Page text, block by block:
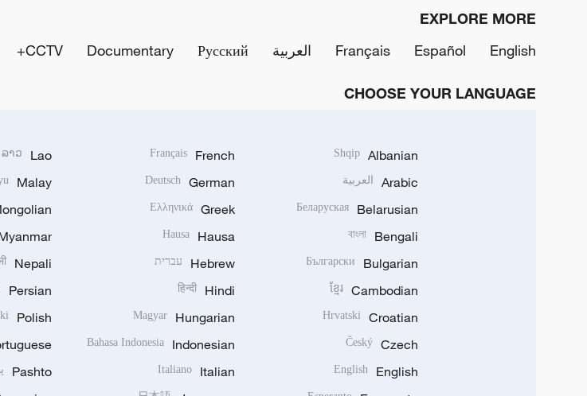
EXPLORE MORE
English
Español
Français العربية Русский
Documentary
CCTV+
CHOOSE YOUR LANGUAGE
Albanian
Shqip
Arabic العربية
Belarusian
Беларуская
Bengali
বাংলা
Bulgarian
Български
Cambodian
ខ្មែរ
Croatian
Hrvatski
Czech
Český
English
English
French
Français
German
Deutsch
Greek
Ελληνικά
Hausa
Hausa
Hebrew עברית
Hindi
हिन्दी
Hungarian
Magyar
Indonesian
Bahasa Indonesia
Italian
Italiano
Lao
ລາວ
Malay
Nepali
Persian
Polish
Pashto